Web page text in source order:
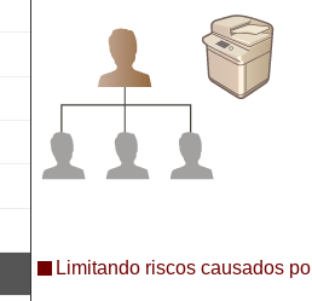
Limitando riscos causados